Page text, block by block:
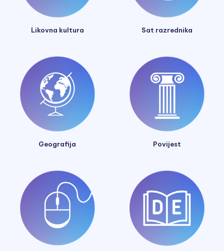
Likovna kultura Sat razrednika
Geografija Povijest